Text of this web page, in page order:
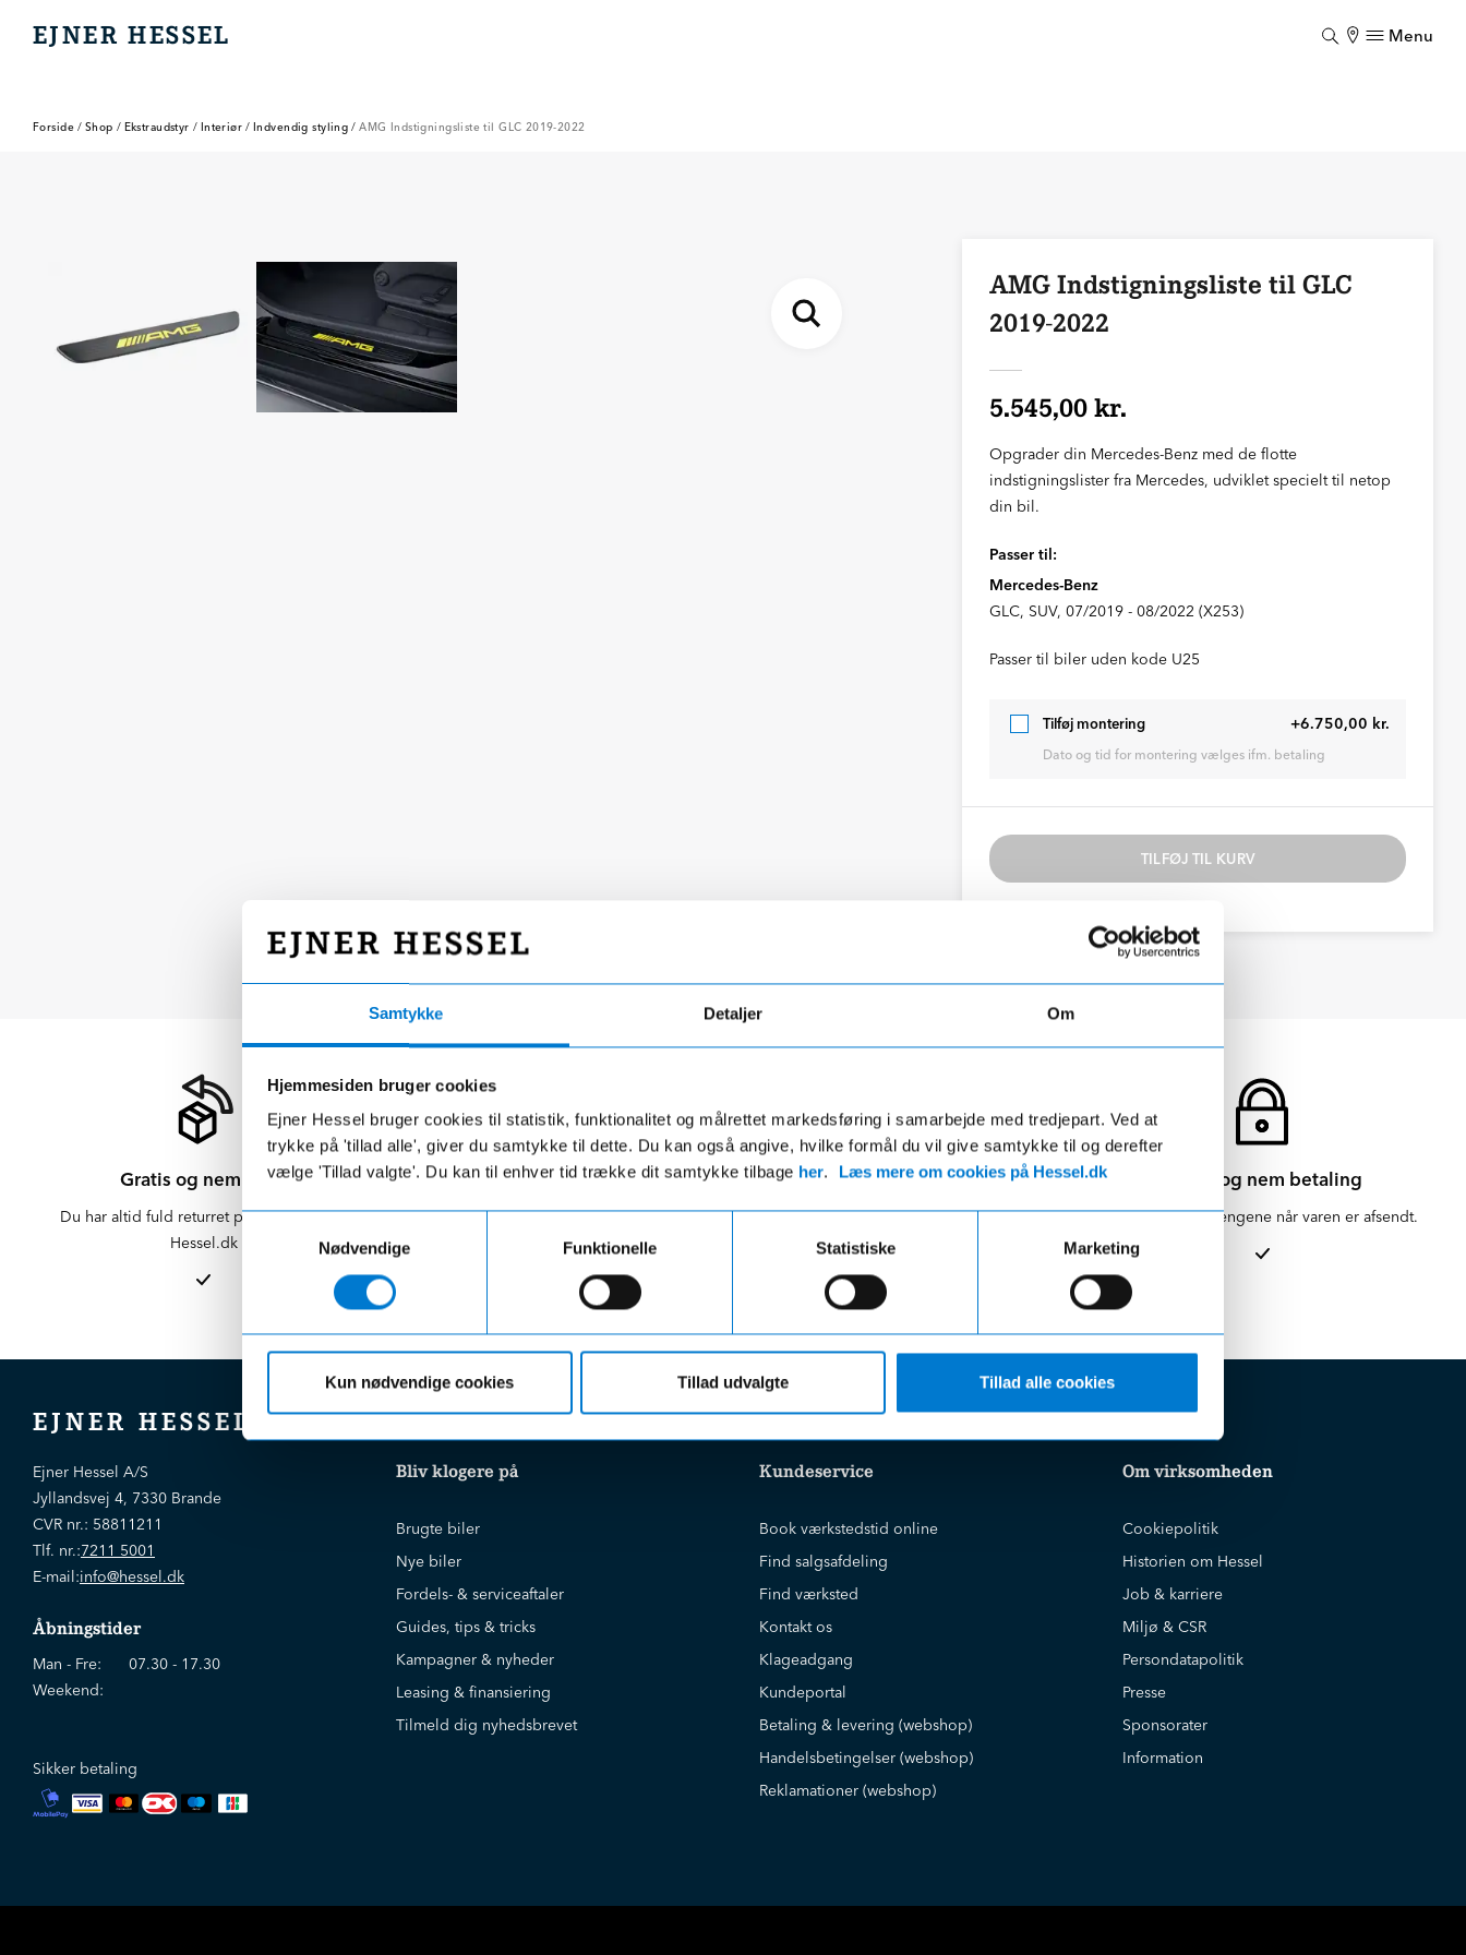
Samtykke Detaljer Om
Hjemmesiden bruger cookies
Ejner Hessel bruger cookies til statistik, funktionalitet og målrettet markedsføring i samarbejde med tredjepart. Ved at
trykke på 'tillad alle', giver du samtykke til dette. Du kan også angive, hvilke formål du vil give samtykke til og derefter
vælge 'Tillad valgte'. Du kan til enhver tid trække dit samtykke tilbage her. Læs mere om cookies på Hessel.dk
Samtykkevalg
Nødvendige
Funktionelle Statistiske Marketing
Kun nødvendige cookies Tillad udvalgte Tillad alle cookies
EJNER HESSEL Menu
Forside / Shop / Ekstraudstyr / Interiør / Indvendig styling / AMG Indstigningsliste til GLC 2019-2022
AMG Indstigningsliste til GLC
2019-2022
5.545,00 kr.
Opgrader din Mercedes-Benz med de flotte
indstigningslister fra Mercedes, udviklet specielt til netop
din bil.
Passer til:
Mercedes-Benz
GLC, SUV, 07/2019 - 08/2022 (X253)
Passer til biler uden kode U25
Tilføj montering +6.750,00 kr.
Dato og tid for montering vælges ifm. betaling
TILFØJ TIL KURV
Gratis og nem retur
Du har altid fuld returret på varer købt på
Hessel.dk
Fri fragt
Der er altid fri fragt på ordre over 599,- og der
er altid gratis afhentning i en af vores
Hurtig levering
VI leverer de fleste varer inden for 1-3
hverdage
Sikker og nem betaling
Vi hæver først pengene når varen er afsendt.
EJNER HESSEL
Ejner Hessel A/S
Jyllandsvej 4, 7330 Brande
CVR nr.: 58811211
Tlf. nr.:7211 5001
E-mail:info@hessel.dk
Åbningstider
Man - Fre:
07.30 - 17.30
Weekend:
Sikker betaling
Bliv klogere på
Brugte biler
Nye biler
Fordels- & serviceaftaler
Guides, tips & tricks
Kampagner & nyheder
Leasing & finansiering
Tilmeld dig nyhedsbrevet
Kundeservice
Book værkstedstid online
Find salgsafdeling
Find værksted
Kontakt os
Klageadgang
Kundeportal
Betaling & levering (webshop)
Handelsbetingelser (webshop)
Reklamationer (webshop)
Om virksomheden
Cookiepolitik
Historien om Hessel
Job & karriere
Miljø & CSR
Persondatapolitik
Presse
Sponsorater
Information